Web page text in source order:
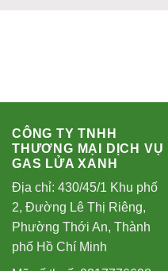
CÔNG TY TNHH
THƯƠNG MẠI DỊCH VỤ
GAS LỬA XANH
Địa chỉ: 430/45/1 Khu phố
2, Đường Lê Thị Riêng,
Phường Thới An, Thành
phố Hồ Chí Minh